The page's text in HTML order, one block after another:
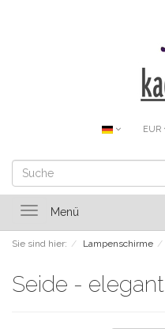
EUR
ToggleMenü
Sie sind hier: Lampenschirme
Seide - elegant